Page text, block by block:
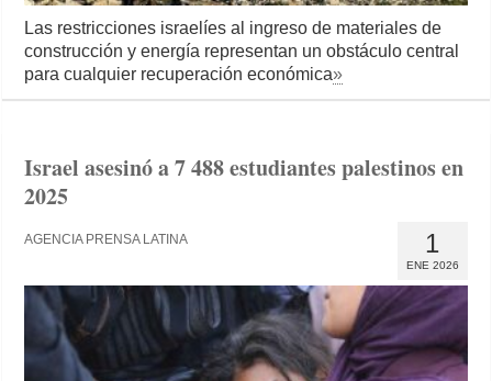
Las restricciones israelíes al ingreso de materiales de
construcción y energía representan un obstáculo central
para cualquier recuperación económica»
Israel asesinó a 7 488 estudiantes palestinos en
2025
1
ENE 2026
AGENCIA PRENSA LATINA